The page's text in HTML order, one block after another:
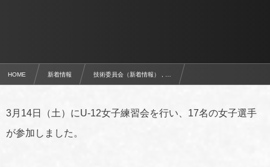
HOME 新着情報 技術委員会（新着情報） , …
3月14日（土）にU-12女子練習会を行い、17名の女子選手
が参加しました。